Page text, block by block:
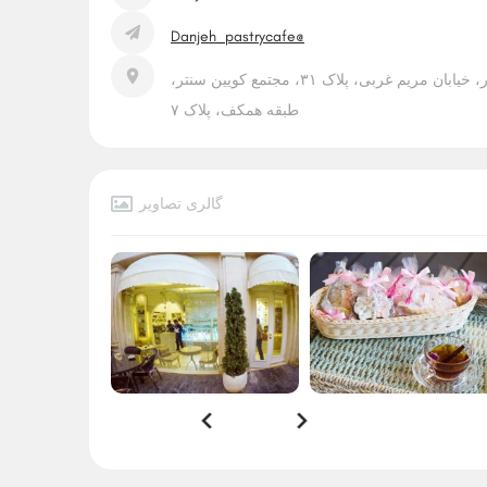
Danjeh_pastrycafe@
تهران: خیابان فرشته، خیابان بیدار، خیابان مریم غربی، پلاک ۳۱، مجتمع کویین سنتر،
طبقه همکف، پلاک ۷
گالری تصاویر